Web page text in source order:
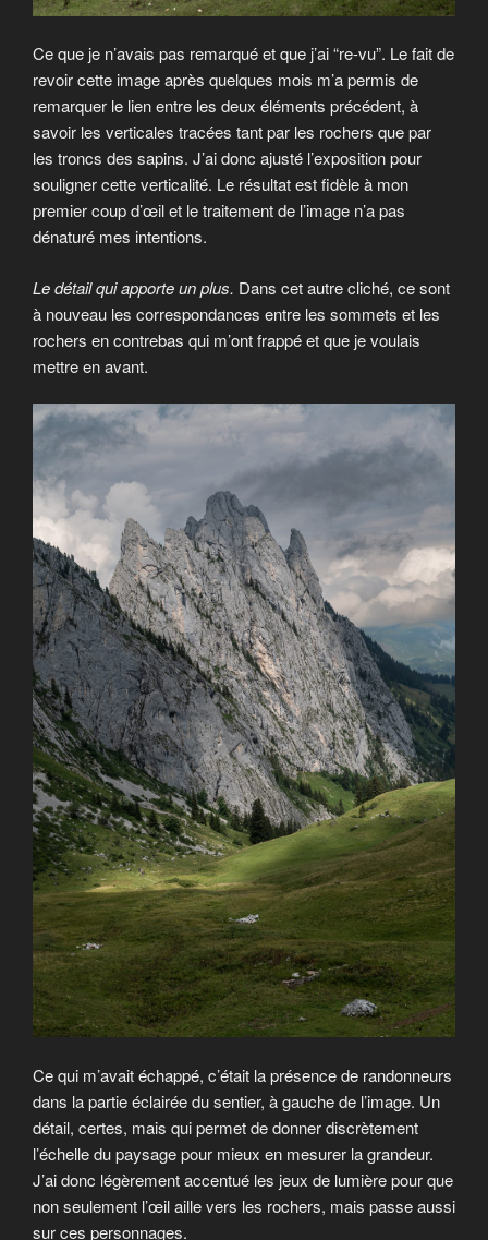
Ce que je n’avais pas remarqué et que j’ai “re-vu”. Le fait de
revoir cette image après quelques mois m’a permis de
remarquer le lien entre les deux éléments précédent, à
savoir les verticales tracées tant par les rochers que par
les troncs des sapins. J’ai donc ajusté l’exposition pour
souligner cette verticalité. Le résultat est fidèle à mon
premier coup d’œil et le traitement de l’image n’a pas
dénaturé mes intentions.
Le détail qui apporte un plus. Dans cet autre cliché, ce sont
à nouveau les correspondances entre les sommets et les
rochers en contrebas qui m’ont frappé et que je voulais
mettre en avant.
Ce qui m’avait échappé, c’était la présence de randonneurs
dans la partie éclairée du sentier, à gauche de l’image. Un
détail, certes, mais qui permet de donner discrètement
l’échelle du paysage pour mieux en mesurer la grandeur.
J’ai donc légèrement accentué les jeux de lumière pour que
non seulement l’œil aille vers les rochers, mais passe aussi
sur ces personnages.